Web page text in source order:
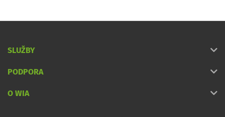
SLUŽBY
PODPORA
O WIA